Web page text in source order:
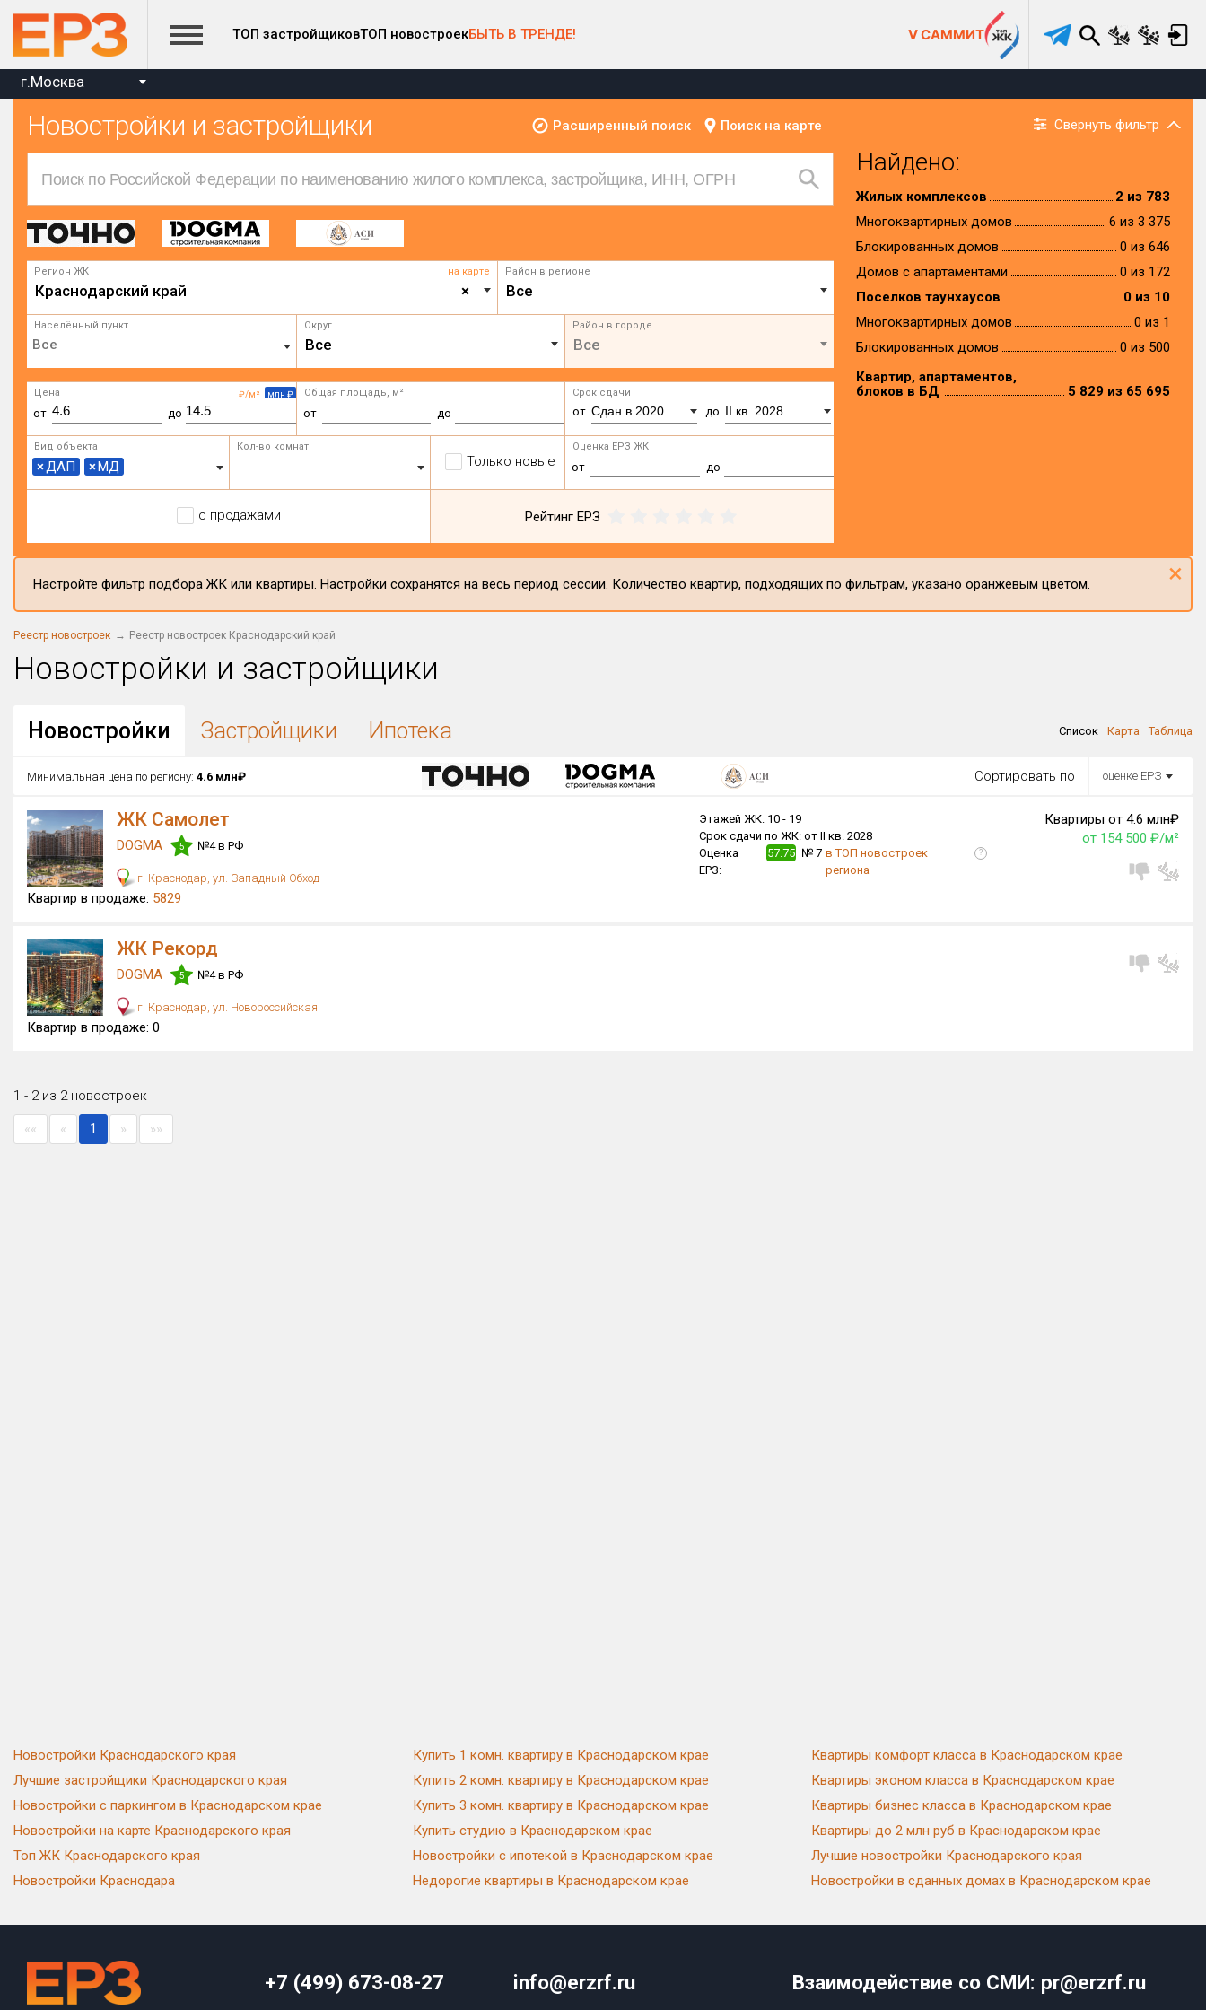
ТОП застройщиковТОП новостроекБЫТЬ В ТРЕНДЕ! V САММИТ
г.Москва
Новостройки и застройщики Расширенный поиск Поиск на карте Свернуть фильтр
Регион ЖК на карте
×
Краснодарский край
Район в регионе
Все
Населённый пункт Округ
Все
Район в городе
Все
₽/м² млн ₽
Цена
от до
Общая площадь, м²
от до
Срок сдачи
от Сдан в 2020 до II кв. 2028
Вид объекта
×ДАП ×МД
Кол-во комнат
Только новые
Оценка ЕРЗ ЖК
от до
с продажами Рейтинг ЕРЗ
Найдено:
Жилых комплексов
2 из 783
Многоквартирных домов
6 из 3 375
Блокированных домов
0 из 646
Домов с апартаментами
0 из 172
Поселков таунхаусов
0 из 10
Многоквартирных домов
0 из 1
Блокированных домов
0 из 500
Квартир, апартаментов,
блоков в БД
5 829 из 65 695
Настройте фильтр подбора ЖК или квартиры. Настройки сохранятся на весь период сессии. Количество квартир, подходящих по фильтрам, указано оранжевым цветом. ×
Реестр новостроек Реестр новостроек Краснодарский край
Новостройки и застройщики
Новостройки Застройщики Ипотека Список Карта Таблица
Минимальная цена по региону: 4.6 млн₽ Сортировать по оценке ЕРЗ
ЖК Самолет
DOGMA 5 №4 в РФ
г. Краснодар, ул. Западный Обход
Квартир в продаже: 5829
Этажей ЖК: 10 - 19
Срок сдачи по ЖК: от II кв. 2028
Оценка
ЕРЗ:
57.75 № 7 в ТОП новостроек
региона
?
Квартиры от 4.6 млн₽
от 154 500 ₽/м²
ЖК Рекорд
DOGMA 5 №4 в РФ
г. Краснодар, ул. Новороссийская
Квартир в продаже: 0
1 - 2 из 2 новостроек
«« « 1 » »»
Новостройки Краснодарского края
Лучшие застройщики Краснодарского края
Новостройки с паркингом в Краснодарском крае
Новостройки на карте Краснодарского края
Топ ЖК Краснодарского края
Новостройки Краснодара
Купить 1 комн. квартиру в Краснодарском крае
Купить 2 комн. квартиру в Краснодарском крае
Купить 3 комн. квартиру в Краснодарском крае
Купить студию в Краснодарском крае
Новостройки с ипотекой в Краснодарском крае
Недорогие квартиры в Краснодарском крае
Квартиры комфорт класса в Краснодарском крае
Квартиры эконом класса в Краснодарском крае
Квартиры бизнес класса в Краснодарском крае
Квартиры до 2 млн руб в Краснодарском крае
Лучшие новостройки Краснодарского края
Новостройки в сданных домах в Краснодарском крае
+7 (499) 673-08-27 info@erzrf.ru Взаимодействие со СМИ: pr@erzrf.ru